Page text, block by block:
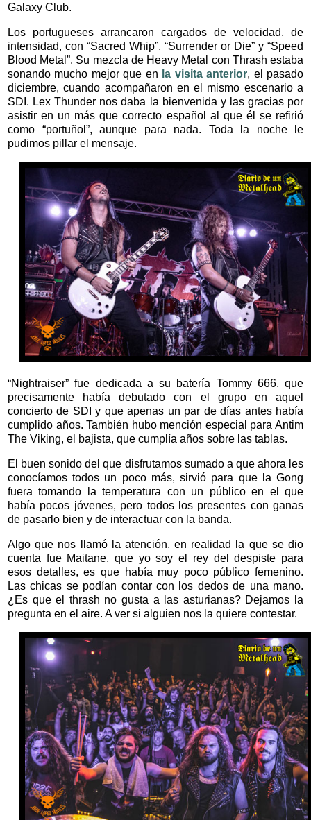
Galaxy Club.
Los portugueses arrancaron cargados de velocidad, de
intensidad, con “Sacred Whip”, “Surrender or Die” y “Speed
Blood Metal”. Su mezcla de Heavy Metal con Thrash estaba
sonando mucho mejor que en la visita anterior, el pasado
diciembre, cuando acompañaron en el mismo escenario a
SDI. Lex Thunder nos daba la bienvenida y las gracias por
asistir en un más que correcto español al que él se refirió
como “portuñol”, aunque para nada. Toda la noche le
pudimos pillar el mensaje.
“Nightraiser” fue dedicada a su batería Tommy 666, que
precisamente había debutado con el grupo en aquel
concierto de SDI y que apenas un par de días antes había
cumplido años. También hubo mención especial para Antim
The Viking, el bajista, que cumplía años sobre las tablas.
El buen sonido del que disfrutamos sumado a que ahora les
conocíamos todos un poco más, sirvió para que la Gong
fuera tomando la temperatura con un público en el que
había pocos jóvenes, pero todos los presentes con ganas
de pasarlo bien y de interactuar con la banda.
Algo que nos llamó la atención, en realidad la que se dio
cuenta fue Maitane, que yo soy el rey del despiste para
esos detalles, es que había muy poco público femenino.
Las chicas se podían contar con los dedos de una mano.
¿Es que el thrash no gusta a las asturianas? Dejamos la
pregunta en el aire. A ver si alguien nos la quiere contestar.